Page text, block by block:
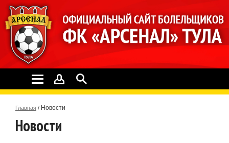
Главная / Новости
Новости